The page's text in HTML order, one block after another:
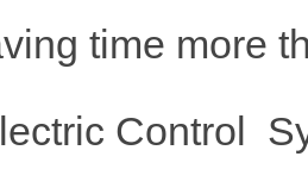
time more
Control